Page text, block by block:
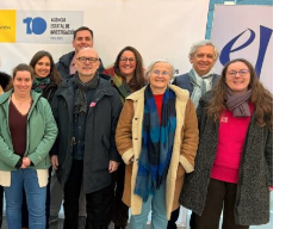
: un échange croisé
d’approche